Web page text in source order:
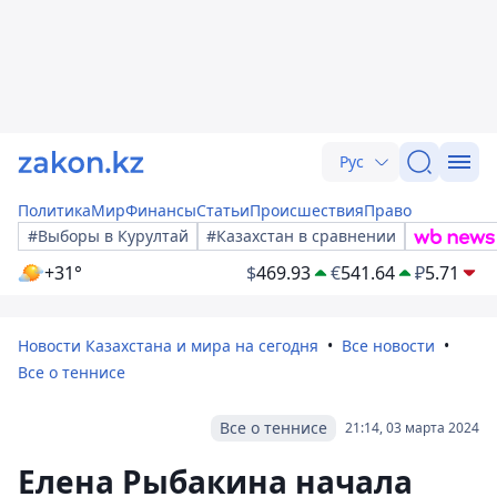
Рус
ПолитикаМирФинансыСтатьиПроисшествияПраво
#Выборы в Курултай
#Казахстан в сравнении
+31° $469.93 €541.64 ₽5.71
Новости Казахстана и мира на сегодня
Все новости
Все о теннисе
21:14, 03 марта 2024
Все о теннисе
Елена Рыбакина начала